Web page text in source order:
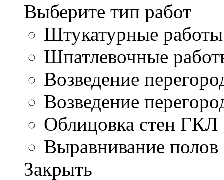
Выберите тип работ
Штукатурные работы
Шпатлевочные
Возведение
Возведение
Облицовка стен ГКЛ
Выравнивание полов
Закрыть